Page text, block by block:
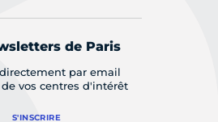
de Paris
directement par email
vos centres d'intérêt
S'INSCRIRE